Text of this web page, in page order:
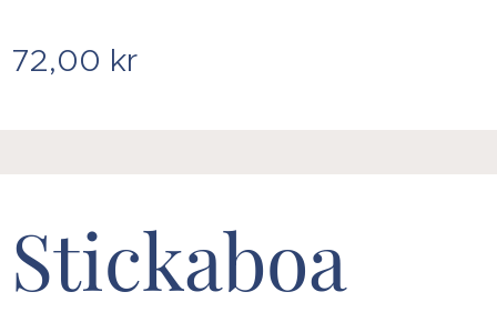
72,00 kr
Stickaboa